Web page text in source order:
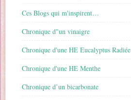
Ces Blogs qui m'inspirent…
Chronique d"un vinaigre
Chronique d'une HE Eucalyptus Radiée
Chronique d'une HE Menthe
Chronique d’un bicarbonate